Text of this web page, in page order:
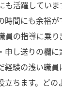
も活躍していま
時間にも余裕が
員の指導に乗り
申し送りの欄に
経験の浅い職員
立ちます。どの